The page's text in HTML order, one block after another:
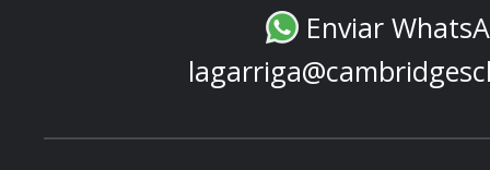
Enviar